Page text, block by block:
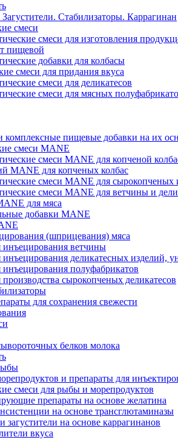
Загустители. Стабилизаторы. Каррагинан
смеси
смеси для изготовления
пищевой
добавки для колбасы
смеси для придания вкуса
смеси для деликатесов
смеси для мясных
пищевые добавки на их
смеси MANE
смеси MANE для копченой
MANE для копченых колбас
смеси MANE для
смеси MANE для ветчины и
для мяса
добавки MANE
(шприцевания) мяса
инъецирования ветчины
деликатесных изделий,
полуфабрикатов
сырокопченых деликатесов
для сохранения свежести
белков молока
и препараты для
смеси для рыбы и морепродуктов
препараты на основе желатина
на основе трансглютаминазы
загустители на основе каррагинанов
вкуса